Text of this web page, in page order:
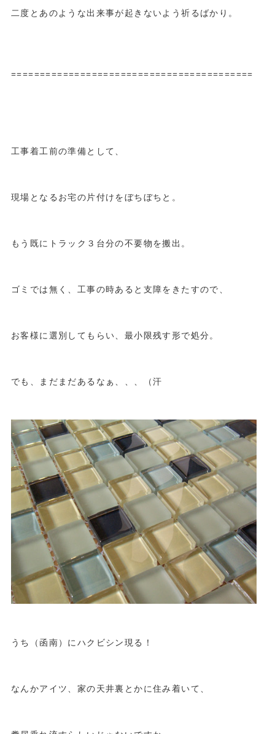
二度とあのような出来事が起きないよう祈るばかり。
==========================================
工事着工前の準備として、
現場となるお宅の片付けをぼちぼちと。
もう既にトラック３台分の不要物を搬出。
ゴミでは無く、工事の時あると支障をきたすので、
お客様に選別してもらい、最小限残す形で処分。
でも、まだまだあるなぁ、、、（汗
うち（函南）にハクビシン現る！
なんかアイツ、家の天井裏とかに住み着いて、